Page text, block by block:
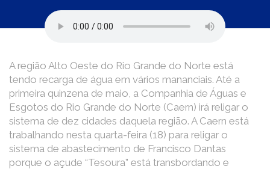
A região Alto Oeste do Rio Grande do Norte está
tendo recarga de água em vários mananciais. Até a
primeira quinzena de maio, a Companhia de Águas e
Esgotos do Rio Grande do Norte (Caern) irá religar o
sistema de dez cidades daquela região. A Caern está
trabalhando nesta quarta-feira (18) para religar o
sistema de abastecimento de Francisco Dantas
porque o açude “Tesoura” está transbordando e